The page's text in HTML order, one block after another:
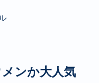
ンか大人気